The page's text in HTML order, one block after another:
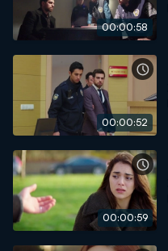
00:00:58
00:00:52
00:00:59